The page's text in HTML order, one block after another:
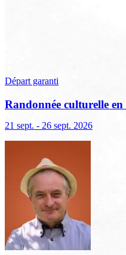
Départ garanti
Randonnée culturelle
21 sept. - 26 sept. 2026